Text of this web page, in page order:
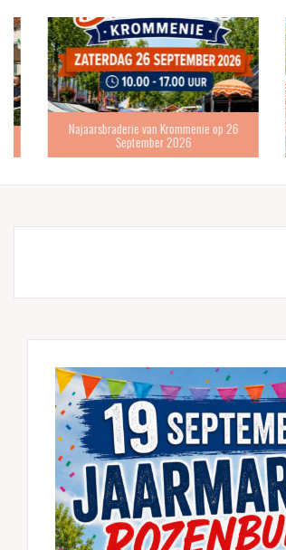
Najaarsbraderie van Krommenie op 26
September 2026